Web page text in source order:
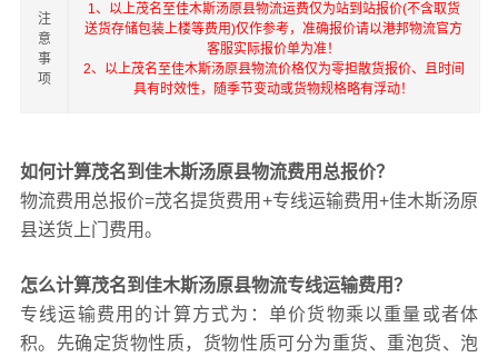
注
意
事
项
1、以上茂名至佳木斯汤原县物流运费仅为站到站报价(不含取货
送货存储包装上楼等费用)仅作参考，准确报价请以港邦物流官方
客服实际报价单为准！
2、以上茂名至佳木斯汤原县物流价格仅为零担散货报价、且时间
具有时效性，随季节变动或货物规格略有浮动！
如何计算茂名到佳木斯汤原县物流费用总报价？
物流费用总报价=茂名提货费用+专线运输费用+佳木斯汤原
县送货上门费用。
怎么计算茂名到佳木斯汤原县物流专线运输费用？
专线运输费用的计算方式为：单价货物乘以重量或者体
积。先确定货物性质，货物性质可分为重货、重泡货、泡